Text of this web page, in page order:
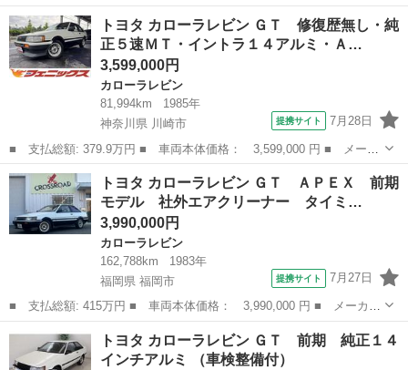
名： トヨタ ■ 車種名： カローラレビン ■ グレード名： ＢＺ
－Ｒ フジツボマフラー ５バルブ４Ａ－Ｇ ■ 排気量： 1600cc
■ ド...
埼玉 桶川市 カローラレビン
トヨタ カローラレビン ＧＴ 修復歴無し・純
正５速ＭＴ・イントラ１４アルミ・Ａ…
3,599,000円
カローラレビン
81,994km
1985年
神奈川県 川崎市
提携サイト 7月28日
■ 支払総額: 379.9万円 ■ 車両本体価格： 3,599,000 円 ■ メーカ
ー名： トヨタ ■ 車種名： カローラレビン ■ グレード名： Ｇ
Ｔ 修復歴無し・純正５速ＭＴ・イントラ１４アルミ・ＡＰＥＸ用ス
ポーツシ...
神奈川 川崎市 カローラレビン
トヨタ カローラレビン ＧＴ ＡＰＥＸ 前期
モデル 社外エアクリーナー タイミ…
3,990,000円
カローラレビン
162,788km
1983年
福岡県 福岡市
提携サイト 7月27日
■ 支払総額: 415万円 ■ 車両本体価格： 3,990,000 円 ■ メーカー
名： トヨタ ■ 車種名： カローラレビン ■ グレード名： Ｇ
Ｔ ＡＰＥＸ 前期モデル 社外エアクリーナー タイミングベル
ト ウォーター...
福岡 福岡市 カローラレビン
トヨタ カローラレビン ＧＴ 前期 純正１４
インチアルミ （車検整備付）